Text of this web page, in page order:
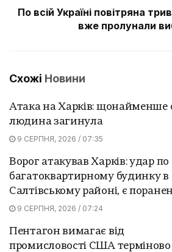
По всій Україні повітряна
вже пролунали
Схожі Новини
Атака на Харків: щонайменше
людина загинула
9 СЕРПНЯ, 2026 / 07:35
Ворог атакував Харків: удар по
багатоквартирному будинку в
Салтівському районі, є
9 СЕРПНЯ, 2026 / 07:24
Пентагон вимагає від
промисловості США терміново